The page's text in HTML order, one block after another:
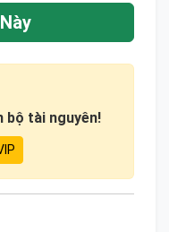
bộ tài nguyên!